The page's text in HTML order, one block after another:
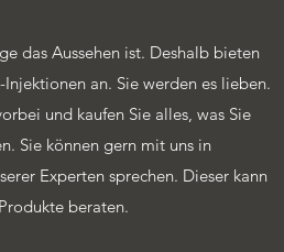
das Aussehen ist. Deshalb bieten
an. Sie werden es lieben.
und kaufen Sie alles, was Sie
Sie können gern mit uns in
Experten sprechen. Dieser kann
beraten.